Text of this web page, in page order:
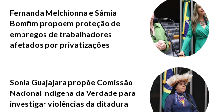
Fernanda Melchionna e Sâmia
Bomfim propoem proteção de
empregos de trabalhadores
afetados por privatizações
Sonia Guajajara propõe Comissão
Nacional Indígena da Verdade para
investigar violências da ditadura